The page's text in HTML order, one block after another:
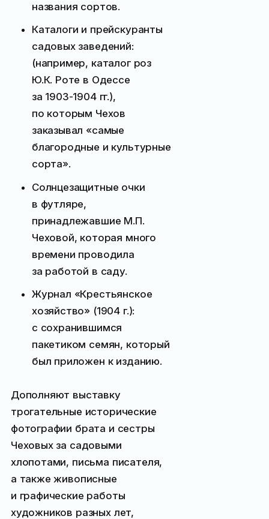
названия сортов.
Каталоги и прейскуранты
садовых заведений:
(например, каталог роз
Ю.К. Роте в Одессе
за 1903-1904 гг.),
по которым Чехов
заказывал «самые
благородные и культурные
сорта».
Солнцезащитные очки
в футляре,
принадлежавшие М.П.
Чеховой, которая много
времени проводила
за работой в саду.
Журнал «Крестьянское
хозяйство» (1904 г.):
с сохранившимся
пакетиком семян, который
был приложен к изданию.
Дополняют выставку
трогательные исторические
фотографии брата и сестры
Чеховых за садовыми
хлопотами, письма писателя,
а также живописные
и графические работы
художников разных лет,